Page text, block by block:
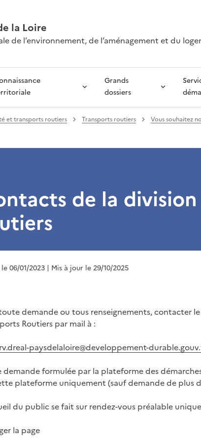
la Loire
de l’environnement, de l’aménagement et du
Grands
dossiers
et transports routiers Transports routiers Vous souhaitez
de la
06/01/2023 | Mis à jour le 29/10/2025
demande ou tous renseignements, contacter
Routiers par mail à :
paysdelaloire@developpement-
demande formulée par la plateforme des
plateforme uniquement (sauf demande de plus
du public se fait sur rendez-vous préalable
la page